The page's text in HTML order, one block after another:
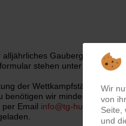
Gaubergfest wie
stehen unter "
der Wettkampfstätten am
benötigen wir mindestenszwei
Email info@tg-hunsrueck.de
Wir
von
Seite,
und